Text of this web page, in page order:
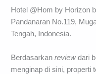
Hotel @Hom by Horizon
Pandanaran No.119,
Tengah, Indonesia.
Berdasarkanreviewdari
menginap di sini, properti